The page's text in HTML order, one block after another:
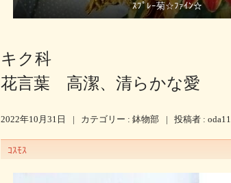
ｽﾌﾟﾚｰ菊☆ﾌｧｲﾝ☆
キク科
花言葉 高潔、清らかな愛
2022年10月31日 | カテゴリー : 鉢物部 | 投稿者 : oda11
ｺｽﾓｽ